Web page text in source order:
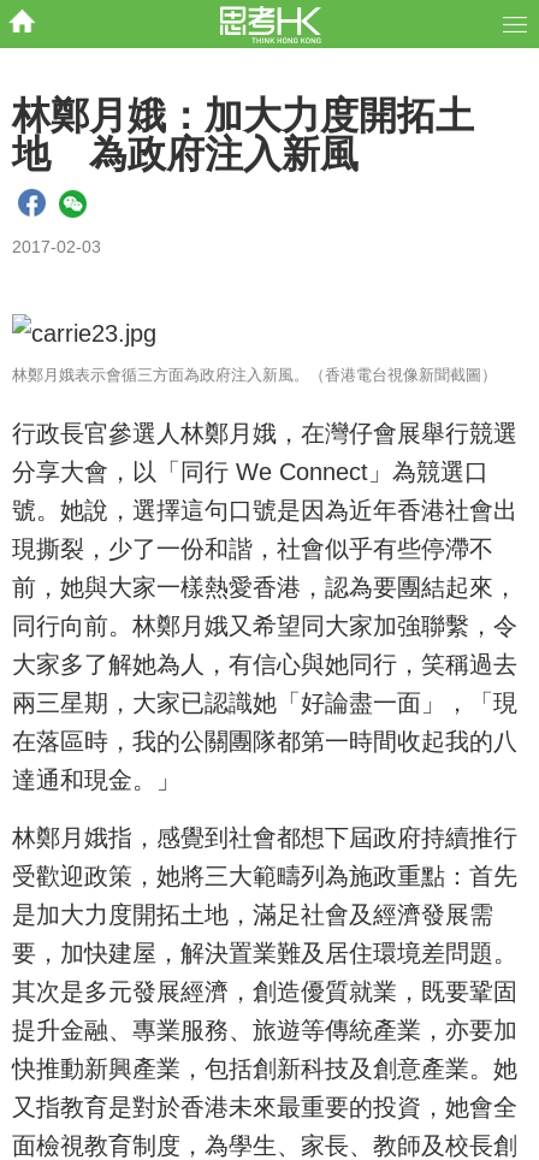
林鄭月娥：加大力度開拓土
地 為政府注入新風
2017-02-03
林鄭月娥表示會循三方面為政府注入新風。（香港電台視像新聞截圖）
行政長官參選人林鄭月娥，在灣仔會展舉行競選
分享大會，以「同行 We Connect」為競選口
號。她說，選擇這句口號是因為近年香港社會出
現撕裂，少了一份和諧，社會似乎有些停滯不
前，她與大家一樣熱愛香港，認為要團結起來，
同行向前。林鄭月娥又希望同大家加強聯繫，令
大家多了解她為人，有信心與她同行，笑稱過去
兩三星期，大家已認識她「好論盡一面」，「現
在落區時，我的公關團隊都第一時間收起我的八
達通和現金。」
林鄭月娥指，感覺到社會都想下屆政府持續推行
受歡迎政策，她將三大範疇列為施政重點：首先
是加大力度開拓土地，滿足社會及經濟發展需
要，加快建屋，解決置業難及居住環境差問題。
其次是多元發展經濟，創造優質就業，既要鞏固
提升金融、專業服務、旅遊等傳統產業，亦要加
快推動新興產業，包括創新科技及創意產業。她
又指教育是對於香港未來最重要的投資，她會全
面檢視教育制度，為學生、家長、教師及校長創